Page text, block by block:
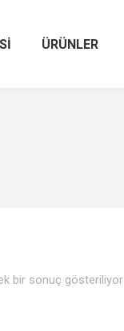
ÜRÜNLER
bir sonuç gösteriliyor